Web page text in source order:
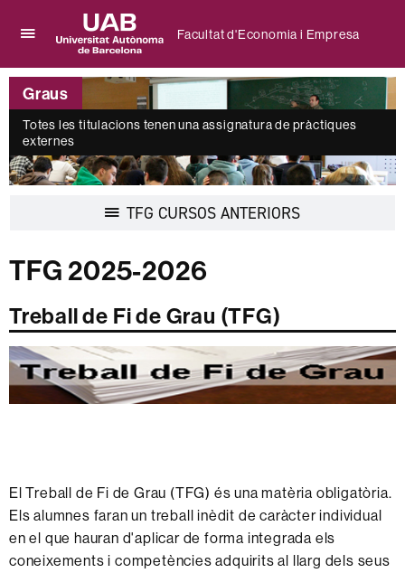
per
desplegar
el
menú
de
Facultat
d'Economia
Universitat
Autònoma
Barcelona
Facultat d'Economia i Empresa
Graus
Totes les titulacions tenen una assignatura de pràctiques
externes
TFG CURSOS ANTERIORS
TFG 2025-2026
Treball de Fi de Grau (TFG)
El Treball de Fi de Grau (TFG) és una matèria obligatòria.
Els alumnes faran un treball inèdit de caràcter individual
en el que hauran d'aplicar de forma integrada els
coneixements i competències adquirits al llarg dels seus